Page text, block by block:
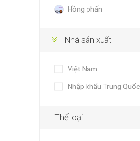
Hồng phấn
Nhà sản xuất
Việt Nam
Nhập khẩu Trung Quốc
Thể loại